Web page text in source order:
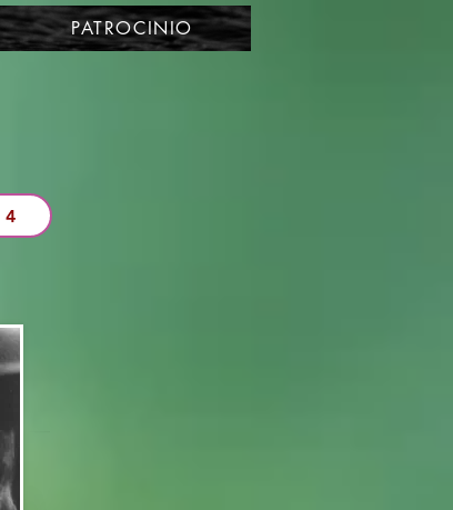
PATROCINIO
4